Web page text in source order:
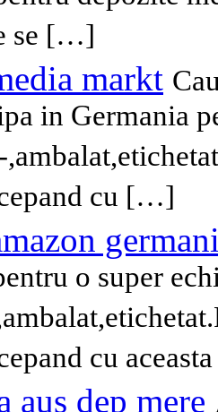
se […]
markt
in Germania
cu […]
o super
cu
aus dep mere